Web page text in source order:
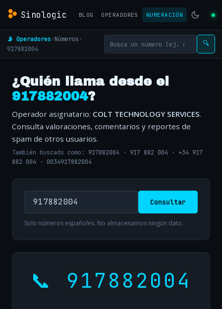
Sinologic BLOG OPERADORES NUMERACIÓN
📡 Operadores›Números›
917882004
🔍
¿Quién llama desde el
917882004?
Operador asignatario: COLT TECHNOLOGY SERVICES.
Consulta valoraciones, comentarios y reportes de
spam de otros usuarios.
También buscado como: 917882004 · 917 882 004 · +34 917
882 004 · 0034917882004
Consultar
Solo números españoles. No almacenamos ningún dato.
📞 917882004